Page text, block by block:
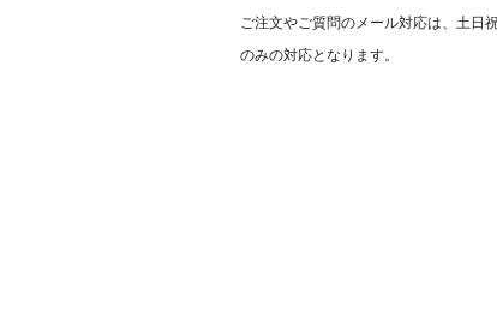
ご注文やご質問のメール対応は、土日
のみの対応となります。